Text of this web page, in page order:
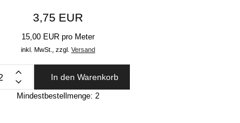
3,75 EUR
15,00 EUR pro Meter
inkl. MwSt., zzgl. Versand
In den Warenkorb
Mindestbestellmenge: 2